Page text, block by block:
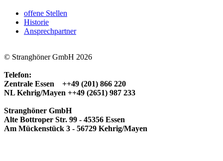
offene Stellen
Historie
Ansprechpartner
© Stranghöner GmbH 2026
Telefon:
Zentrale Essen ++49 (201) 866 220
NL Kehrig/Mayen ++49 (2651) 987 233
Stranghöner GmbH
Alte Bottroper Str. 99 - 45356 Essen
Am Mückenstück 3 - 56729 Kehrig/Mayen